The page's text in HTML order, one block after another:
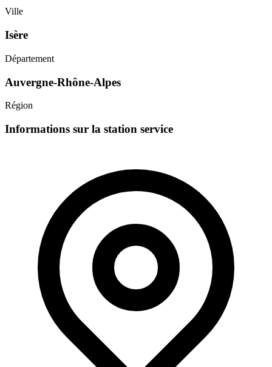
Ville
Isère
Département
Auvergne-Rhône-Alpes
Région
Informations sur la station service